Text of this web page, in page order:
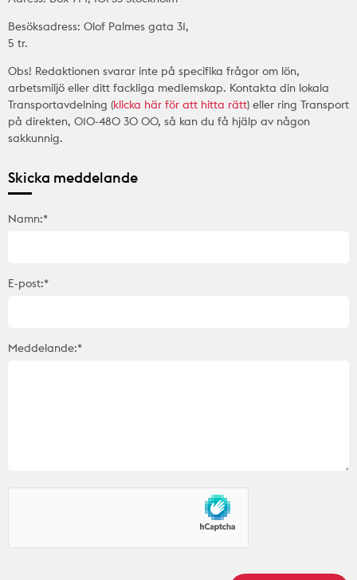
Besöksadress: Olof Palmes gata 31,
5 tr.
Obs! Redaktionen svarar inte på specifika frågor om lön,
arbetsmiljö eller ditt fackliga medlemskap. Kontakta din lokala
Transportavdelning (klicka här för att hitta rätt) eller ring Transport
på direkten, 010-480 30 00, så kan du få hjälp av någon
sakkunnig.
Skicka meddelande
Namn:*
E-post:*
Meddelande:*